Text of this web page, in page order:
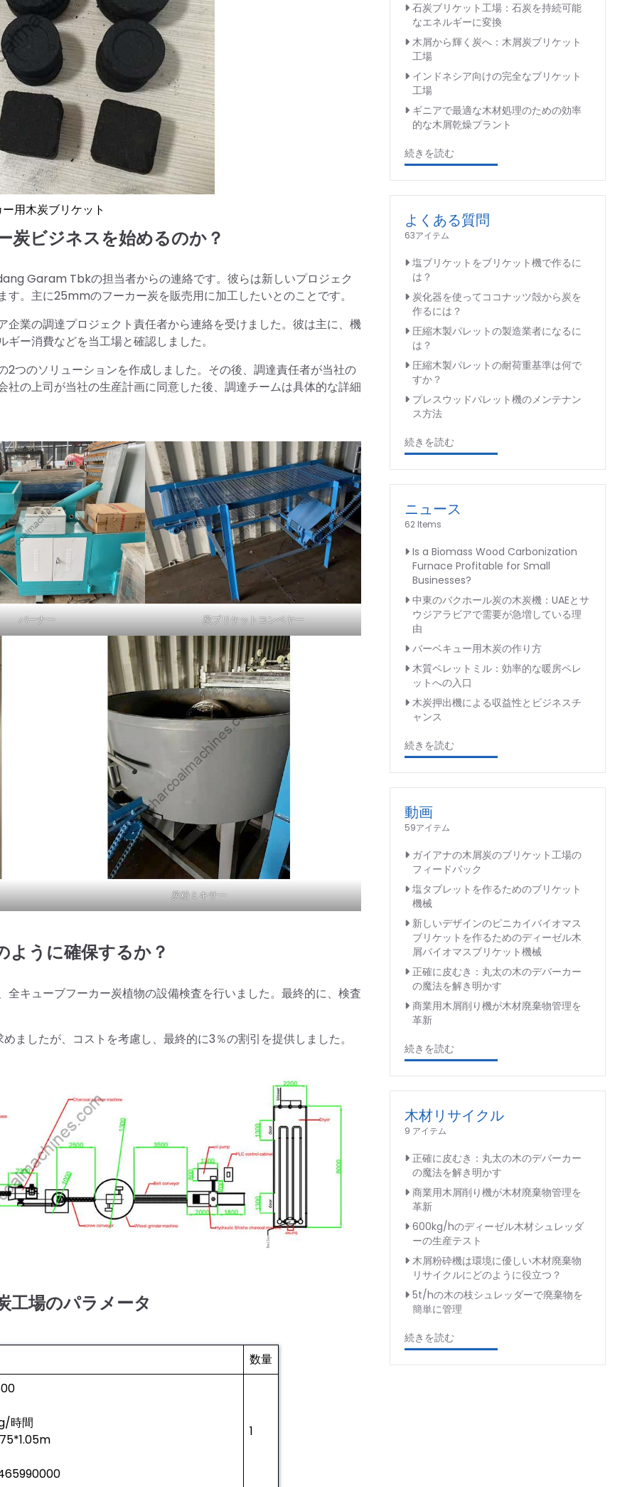
用木炭ブリケット
炭ビジネスを始めるのか？
Garam Tbkの担当者からの連絡です。彼らは新しいプロジェク
。主に25mmのフーカー炭を販売用に加工したいとのことです。
業の調達プロジェクト責任者から連絡を受けました。彼は主に、機
ー消費などを当工場と確認しました。
つのソリューションを作成しました。その後、調達責任者が当社の
の上司が当社の生産計画に同意した後、調達チームは具体的な詳細
バーナー 炭ブリケットコンベヤー
炭粉ミキサー
ように確保するか？
キューブフーカー炭植物の設備検査を行いました。最終的に、検査
ましたが、コストを考慮し、最終的に3％の割引を提供しました。
工場のパラメータ
数量
時間
1
石炭ブリケット工場：石炭を持続可能
なエネルギーに変換
木屑から輝く炭へ：木屑炭ブリケット
工場
インドネシア向けの完全なブリケット
工場
ギニアで最適な木材処理のための効率
的な木屑乾燥プラント
続きを読む
よくある質問
63アイテム
塩ブリケットをブリケット機で作るに
は？
炭化器を使ってココナッツ殻から炭を
作るには？
圧縮木製パレットの製造業者になるに
は？
圧縮木製パレットの耐荷重基準は何で
すか？
プレスウッドパレット機のメンテナン
ス方法
続きを読む
ニュース
62 Items
Is a Biomass Wood Carbonization
Furnace Profitable for Small
Businesses?
中東のバクホール炭の木炭機：UAEとサ
ウジアラビアで需要が急増している理
由
バーベキュー用木炭の作り方
木質ペレットミル：効率的な暖房ペレ
ットへの入口
木炭押出機による収益性とビジネスチ
ャンス
続きを読む
動画
59アイテム
ガイアナの木屑炭のブリケット工場の
フィードバック
塩タブレットを作るためのブリケット
機械
新しいデザインのピニカイバイオマス
ブリケットを作るためのディーゼル木
屑バイオマスブリケット機械
正確に皮むき：丸太の木のデバーカー
の魔法を解き明かす
商業用木屑削り機が木材廃棄物管理を
革新
続きを読む
木材リサイクル
9 アイテム
正確に皮むき：丸太の木のデバーカー
の魔法を解き明かす
商業用木屑削り機が木材廃棄物管理を
革新
600kg/hのディーゼル木材シュレッダ
ーの生産テスト
木屑粉砕機は環境に優しい木材廃棄物
リサイクルにどのように役立つ？
5t/hの木の枝シュレッダーで廃棄物を
簡単に管理
続きを読む